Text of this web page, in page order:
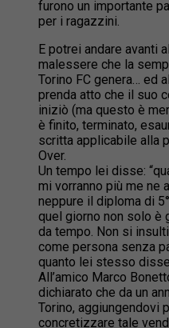
furono un importante
per i ragazzini.
E potrei andare avanti
malessere che la
Torino FC genera… ed
prenda atto che il suo
iniziò (ma questo è
è finito, terminato,
scritta applicabile alla
Over.
Un tempo lei disse:
mi vorranno più me ne
neppure il diploma di
quel giorno non solo è
da tempo. Non si
come persona senza
quanto lei stesso
All’amico Marco
dichiarato che da un
Torino, aggiungendovi
concretizzare tale